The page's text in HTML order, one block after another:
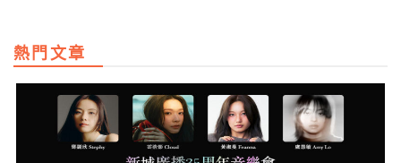
熱門文章